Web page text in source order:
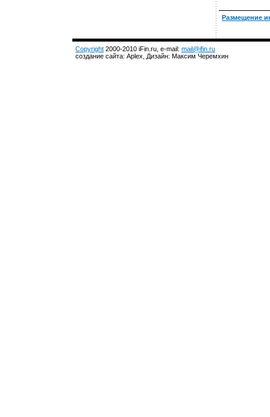
Размещение
Copyright 2000-2010 iFin.ru, e-mail: mail@ifin.ru
создание сайта: Aplex, Дизайн: Максим Черемхин